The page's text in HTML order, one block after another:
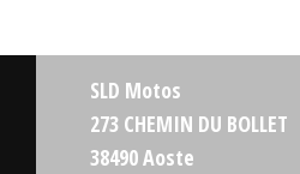
SLD Motos
273 CHEMIN DU BOLLET
38490 Aoste